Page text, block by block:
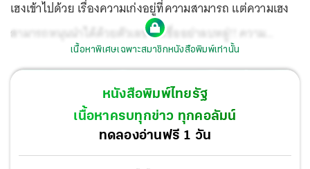
เฮงเข้าไปด้วย เรื่องความเก่งอยู่ที่ความสามารถ แต่ความเฮง
สามารถหนุนนำได้ด้วยตัวเลข ไม่เชื่ออย่าลบหลู่!! ความ
อัศจรรย์ของตัวเลขได้ผ่านการพิสูจน์มาแล้วด้วยเดิมพันชีวิต
ของเจ้าแม่เบอร์พันล้าน
“ดร.มัทนาปวีณย์ สาระคุณมนตรี”
หรือที่ใครๆเรียกขานว่า“ดร.ไก่”เธอพลิกชีวิตจากจุดวิกฤติ
ธุรกิจระดับพันล้านพังครืน ติดหนี้ 400 กว่าล้าน ต้องนอนเป็น
ผักขยับตัวไม่ได้เป็นเดือน จนฟื้นกลับมาเป็นนักวิเคราะห์ตัวเลข
เนื้อหาพิเศษเฉพาะสมาชิกหนังสือพิมพ์เท่านั้น
หนังสือพิมพ์ไทยรัฐ
เนื้อหาครบทุกข่าว ทุกคอลัมน์
ทดลองอ่านฟรี 1 วัน